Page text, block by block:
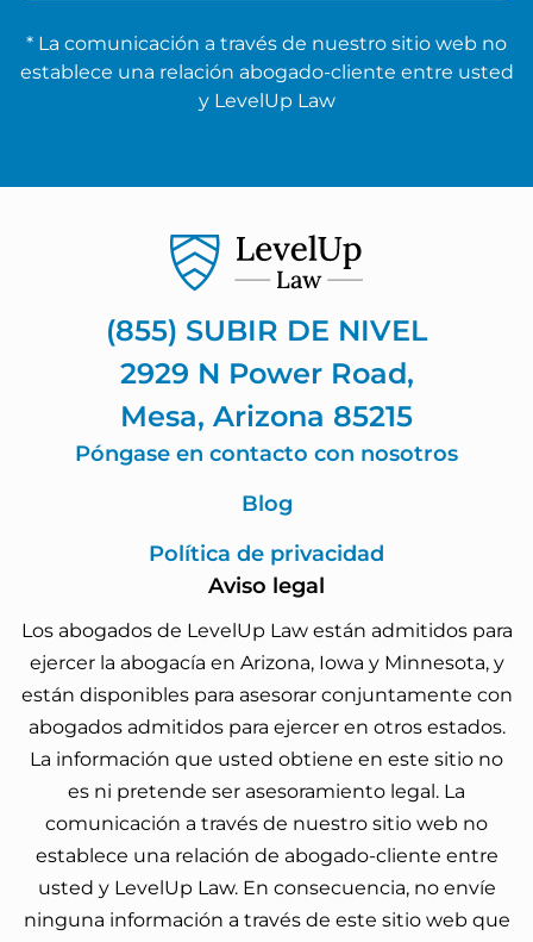
* La comunicación a través de nuestro sitio web no
establece una relación abogado-cliente entre usted
y LevelUp Law
(855) SUBIR DE NIVEL
2929 N Power Road,
Mesa, Arizona 85215
Póngase en contacto con nosotros
Blog
Política de privacidad
Aviso legal
Los abogados de LevelUp Law están admitidos para
ejercer la abogacía en Arizona, Iowa y Minnesota, y
están disponibles para asesorar conjuntamente con
abogados admitidos para ejercer en otros estados.
La información que usted obtiene en este sitio no
es ni pretende ser asesoramiento legal. La
comunicación a través de nuestro sitio web no
establece una relación de abogado-cliente entre
usted y LevelUp Law. En consecuencia, no envíe
ninguna información a través de este sitio web que